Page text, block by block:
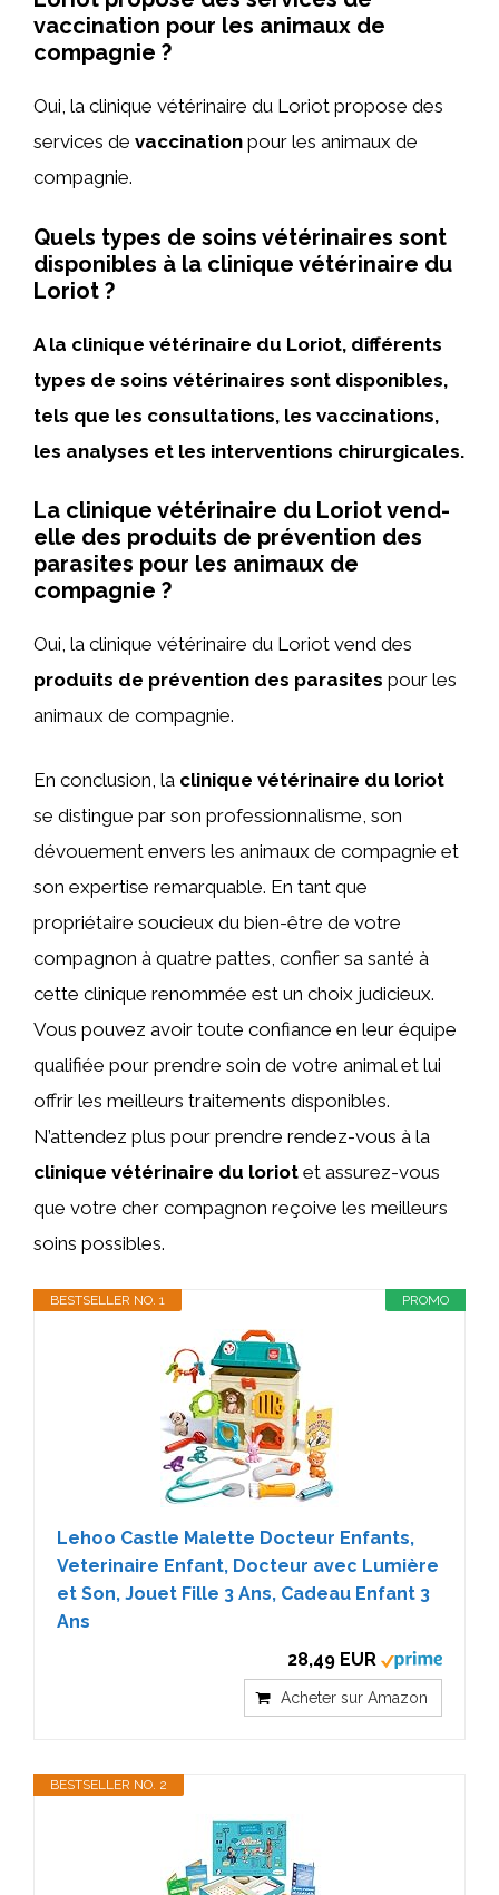
vaccination pour les animaux de
compagnie ?
Oui, la clinique vétérinaire du Loriot propose des
services de vaccination pour les animaux de
compagnie.
Quels types de soins vétérinaires sont
disponibles à la clinique vétérinaire du
Loriot ?
A la clinique vétérinaire du Loriot, différents
types de soins vétérinaires sont disponibles,
tels que les consultations, les vaccinations,
les analyses et les interventions chirurgicales.
La clinique vétérinaire du Loriot vend-
elle des produits de prévention des
parasites pour les animaux de
compagnie ?
Oui, la clinique vétérinaire du Loriot vend des
produits de prévention des parasites pour les
animaux de compagnie.
En conclusion, la clinique vétérinaire du loriot
se distingue par son professionnalisme, son
dévouement envers les animaux de compagnie et
son expertise remarquable. En tant que
propriétaire soucieux du bien-être de votre
compagnon à quatre pattes, confier sa santé à
cette clinique renommée est un choix judicieux.
Vous pouvez avoir toute confiance en leur équipe
qualifiée pour prendre soin de votre animal et lui
offrir les meilleurs traitements disponibles.
N’attendez plus pour prendre rendez-vous à la
clinique vétérinaire du loriot et assurez-vous
que votre cher compagnon reçoive les meilleurs
soins possibles.
PROMO
BESTSELLER NO. 1
Lehoo Castle Malette Docteur Enfants,
Veterinaire Enfant, Docteur avec Lumière
et Son, Jouet Fille 3 Ans, Cadeau Enfant 3
Ans
28,49 EUR
Acheter sur Amazon
BESTSELLER NO. 2